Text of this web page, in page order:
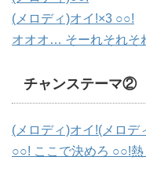
(メロディ)オイ!×3 ○○!
オオオ… そーれそれそ
チャンステーマ②
(メロディ)オイ!(メロデ
○○! ここで決めろ ○○!